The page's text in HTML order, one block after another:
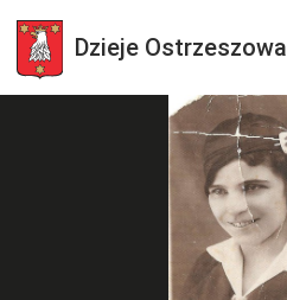
Dzieje Ostrzeszowa
Wszystkie zdjęcia